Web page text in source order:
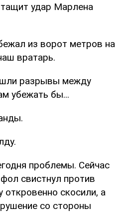
удар Марлена
из ворот метров на
вратарь.
разрывы между
убежать бы...
проблемы. Сейчас
свистнул против
откровенно скосили, а
со стороны